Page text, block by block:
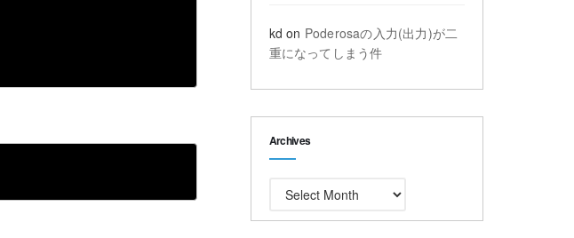
kd on Poderosaの入力(出力)が二
重になってしまう件
ArchivesArchives